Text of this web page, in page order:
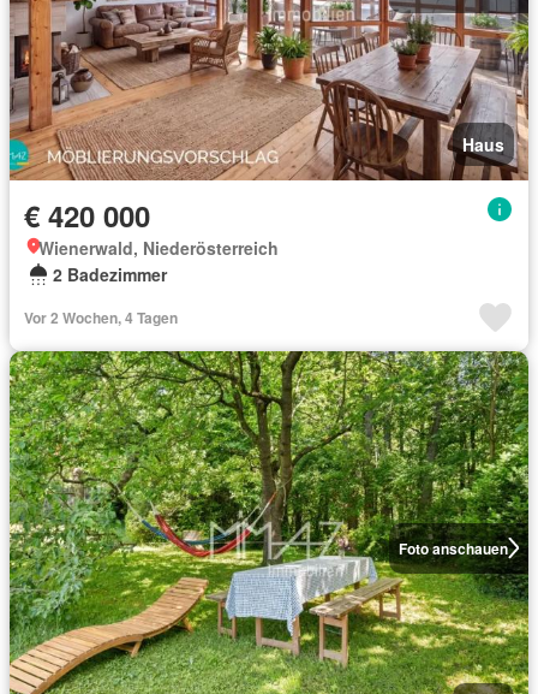
Haus
€ 420 000
Wienerwald, Niederösterreich
2 Badezimmer
Vor 2 Wochen, 4 Tagen
Foto anschauen